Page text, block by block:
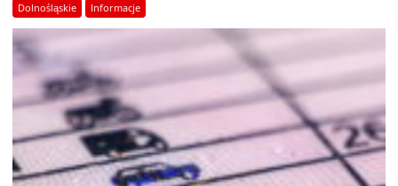
Dolnośląskie Informacje